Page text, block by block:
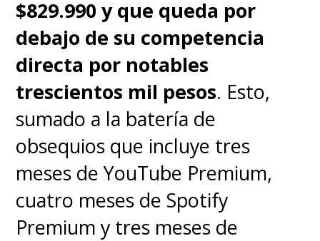
$829.990 y que queda por
debajo de su competencia
directa por notables
trescientos mil pesos. Esto,
sumado a la batería de
obsequios que incluye tres
meses de YouTube Premium,
cuatro meses de Spotify
Premium y tres meses de